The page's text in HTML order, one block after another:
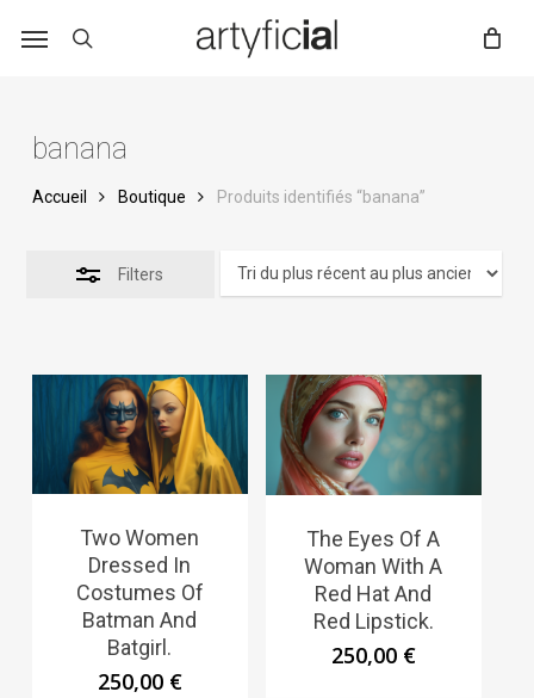
banana
Accueil Boutique Produits identifiés “banana”
Filters
Two Women
Dressed In
Costumes Of
Batman And
Batgirl.
250,00 €
The Eyes Of A
Woman With A
Red Hat And
Red Lipstick.
250,00 €